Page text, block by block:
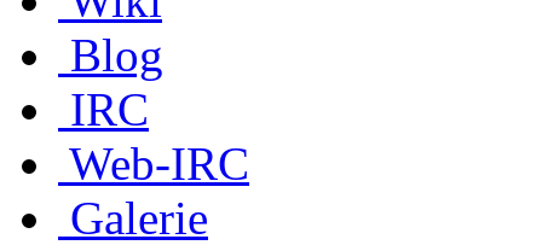
Blog
IRC
Web-IRC
Galerie